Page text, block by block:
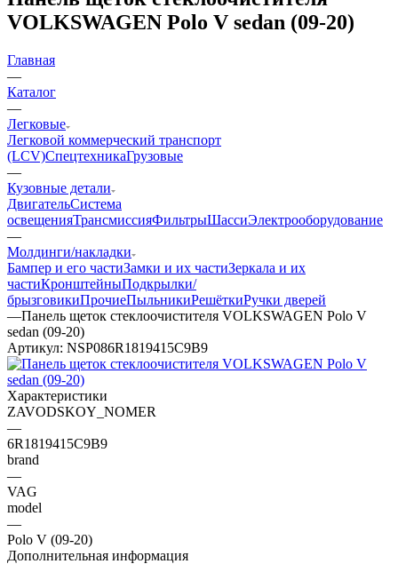
VOLKSWAGEN Polo V sedan (09-20)
Главная
—
Каталог
—
Легковые
Легковой коммерческий транспорт
(LCV)СпецтехникаГрузовые
—
Кузовные детали
ДвигательСистема
освещенияТрансмиссияФильтрыШассиЭлектрооборудование
—
Молдинги/накладки
Бампер и его частиЗамки и их частиЗеркала и их
частиКронштейныПодкрылки/
брызговикиПрочиеПыльникиРешёткиРучки дверей
—Панель щеток стеклоочистителя VOLKSWAGEN Polo V
sedan (09-20)
Артикул: NSP086R1819415C9B9
Характеристики
ZAVODSKOY_NOMER
—
6R1819415C9B9
brand
—
VAG
model
—
Polo V (09-20)
Дополнительная информация